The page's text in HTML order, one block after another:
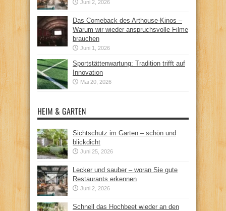
Juni 2, 2026
Das Comeback des Arthouse-Kinos –
Warum wir wieder anspruchsvolle Filme
brauchen
Juni 1, 2026
Sportstättenwartung: Tradition trifft auf
Innovation
Mai 20, 2026
HEIM & GARTEN
Sichtschutz im Garten – schön und
blickdicht
Juni 25, 2026
Lecker und sauber – woran Sie gute
Restaurants erkennen
Juni 2, 2026
Schnell das Hochbeet wieder an den